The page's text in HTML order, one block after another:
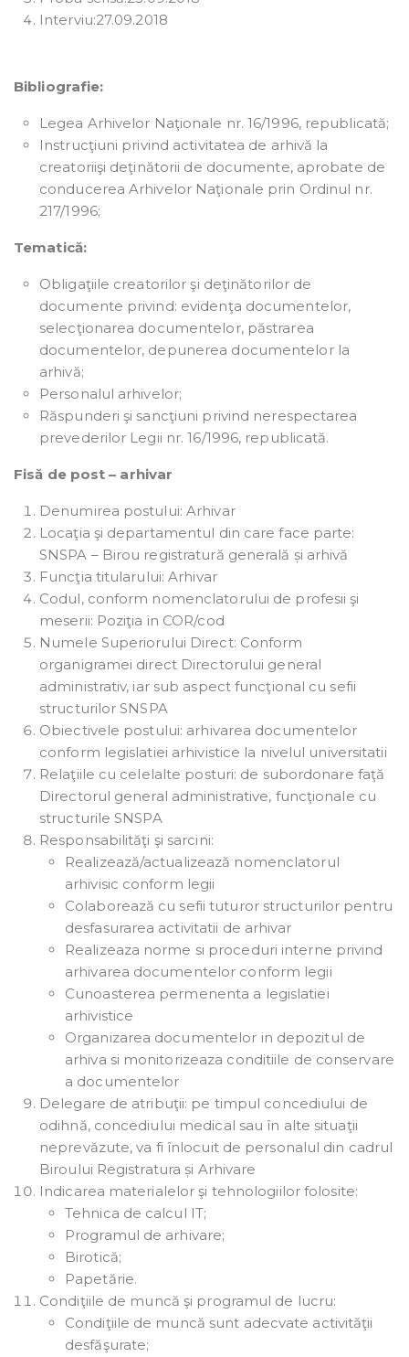
Interviu:27.09.2018
Bibliografie:
Legea Arhivelor Naţionale nr. 16/1996, republicată;
Instrucţiuni privind activitatea de arhivă la
creatoriişi deţinătorii de documente, aprobate de
conducerea Arhivelor Naţionale prin Ordinul nr.
217/1996;
Tematică:
Obligaţiile creatorilor şi deţinătorilor de
documente privind: evidenţa documentelor,
selecţionarea documentelor, păstrarea
documentelor, depunerea documentelor la
arhivă;
Personalul arhivelor;
Răspunderi şi sancţiuni privind nerespectarea
prevederilor Legii nr. 16/1996, republicată.
Fisă de post – arhivar
Denumirea postului: Arhivar
Locaţia şi departamentul din care face parte:
SNSPA – Birou registratură generală și arhivă
Funcţia titularului: Arhivar
Codul, conform nomenclatorului de profesii şi
meserii: Poziţia in COR/cod
Numele Superiorului Direct: Conform
organigramei direct Directorului general
administrativ, iar sub aspect funcţional cu sefii
structurilor SNSPA
Obiectivele postului: arhivarea documentelor
conform legislatiei arhivistice la nivelul universitatii
Relaţiile cu celelalte posturi: de subordonare faţă
Directorul general administrative, funcţionale cu
structurile SNSPA
Responsabilităţi şi sarcini:
Realizează/actualizează nomenclatorul
arhivisic conform legii
Colaborează cu sefii tuturor structurilor pentru
desfasurarea activitatii de arhivar
Realizeaza norme si proceduri interne privind
arhivarea documentelor conform legii
Cunoasterea permenenta a legislatiei
arhivistice
Organizarea documentelor in depozitul de
arhiva si monitorizeaza conditiile de conservare
a documentelor
Delegare de atribuţii: pe timpul concediului de
odihnă, concediului medical sau în alte situaţii
neprevăzute, va fi înlocuit de personalul din cadrul
Biroului Registratura și Arhivare
Indicarea materialelor şi tehnologiilor folosite:
Tehnica de calcul IT;
Programul de arhivare;
Birotică;
Papetărie.
Condiţiile de muncă şi programul de lucru:
Condiţiile de muncă sunt adecvate activităţii
desfăşurate;